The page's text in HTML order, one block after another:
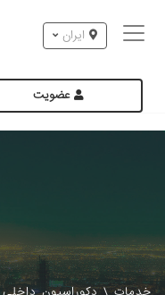
ایران
عضویت